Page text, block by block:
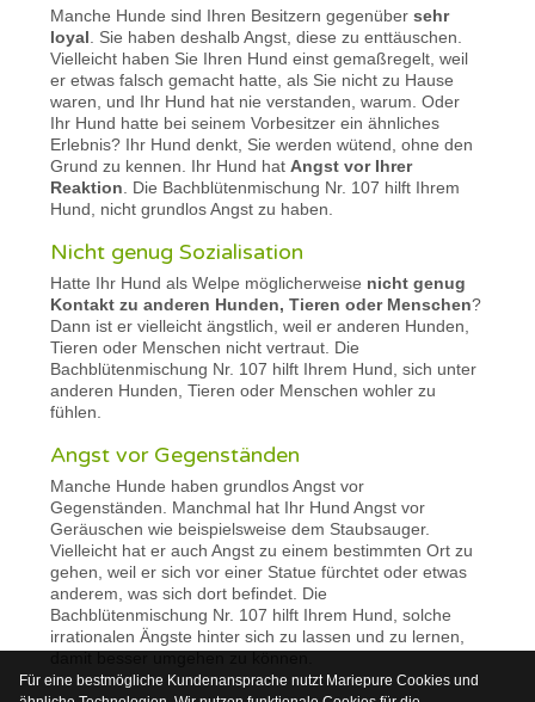
Manche Hunde sind Ihren Besitzern gegenübersehr
loyal. Sie haben deshalb Angst, diese zu enttäuschen.
Vielleicht haben Sie Ihren Hund einst gemaßregelt, weil
er etwas falsch gemacht hatte, als Sie nicht zu Hause
waren, und Ihr Hund hat nie verstanden, warum. Oder
Ihr Hund hatte bei seinem Vorbesitzer ein ähnliches
Erlebnis? Ihr Hund denkt, Sie werden wütend, ohne den
Grund zu kennen. Ihr Hund hatAngst vor Ihrer
Reaktion. Die Bachblütenmischung Nr. 107 hilft Ihrem
Hund, nicht grundlos Angst zu haben.
Nicht genug Sozialisation
Hatte Ihr Hund als Welpe möglicherweise nicht genug
Kontakt zu anderen Hunden, Tieren oder Menschen?
Dann ist er vielleicht ängstlich, weil er anderen Hunden,
Tieren oder Menschen nicht vertraut. Die
Bachblütenmischung Nr. 107 hilft Ihrem Hund, sich unter
anderen Hunden, Tieren oder Menschen wohler zu
fühlen.
Angst vor Gegenständen
Manche Hunde haben grundlos Angst vor
Gegenständen. Manchmal hat Ihr Hund Angst vor
Geräuschen wie beispielsweise dem Staubsauger.
Vielleicht hat er auch Angst zu einem bestimmten Ort zu
gehen, weil er sich vor einer Statue fürchtet oder etwas
anderem, was sich dort befindet. Die
Bachblütenmischung Nr. 107 hilft Ihrem Hund, solche
irrationalen Ängste hinter sich zu lassen und zu lernen,
Für eine bestmögliche Kundenansprache nutzt Mariepure Cookies und